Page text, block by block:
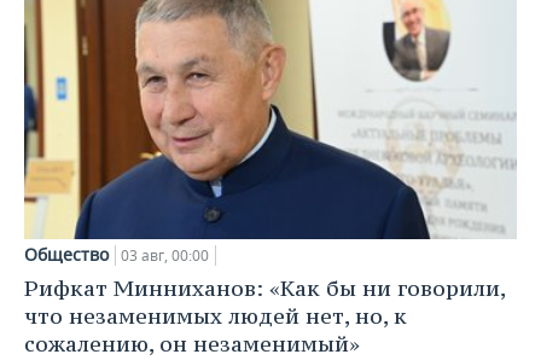
Общество 03 авг, 00:00
Рифкат Минниханов: «Как бы ни говорили,
что незаменимых людей нет, но, к
сожалению, он незаменимый»